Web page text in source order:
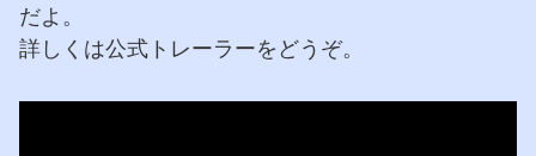
だよ。
詳しくは公式トレーラーをどうぞ。